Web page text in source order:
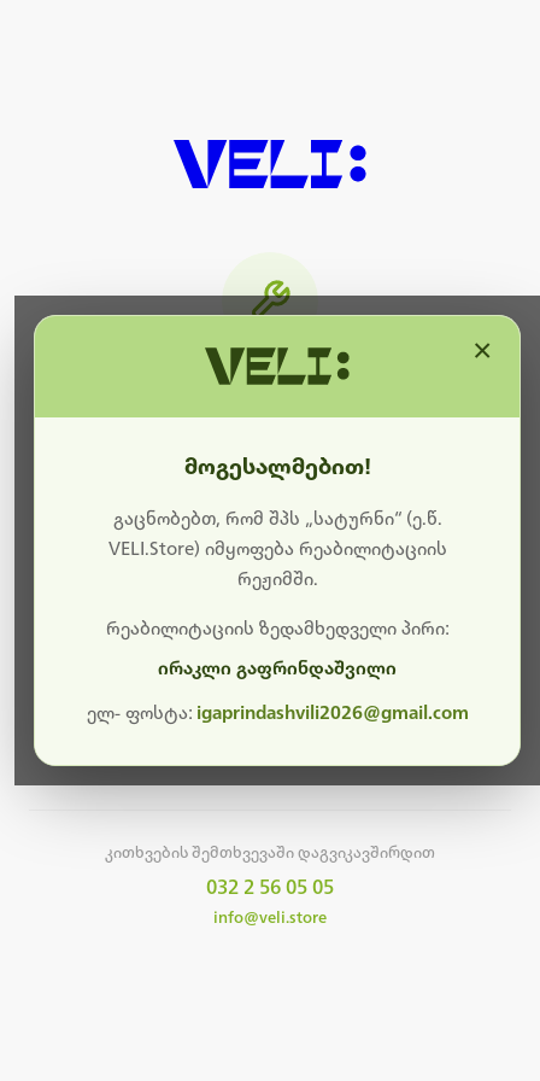
ბოდიშს გიხდით შეფერხებისთვის. ამჟამად
მიმდინარეობს საიტის განახლება და ტექნიკური
სამუშაოები.
მალე ისევ ხელმისაწვდომი იქნება. გმადლობთ
კითხვების შემთხვევაში დაგვიკავშირდით
032 2 56 05 05
info@veli.store
მოგესალმებით!
გაცნობებთ, რომ შპს „სატურნი“ (ე.წ.
VELI.Store) იმყოფება რეაბილიტაციის
რეჟიმში.
რეაბილიტაციის ზედამხედველი პირი:
ირაკლი გაფრინდაშვილი
ელ- ფოსტა: igaprindashvili2026@gmail.com
×